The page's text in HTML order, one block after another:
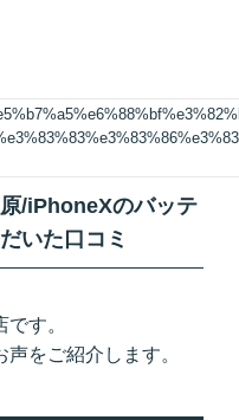
/iPhoneXのバッテ
いた口コミ
す。
をご紹介します。